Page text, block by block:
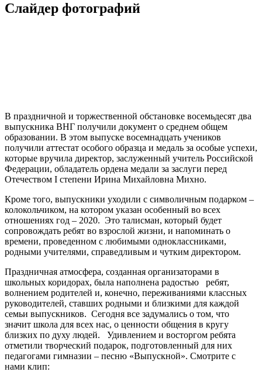
Слайдер фотографий
В праздничной и торжественной обстановке восемьдесят два
выпускника ВНГ получили документ о среднем общем
образовании. В этом выпуске восемнадцать учеников
получили аттестат особого образца и медаль за особые успехи,
которые вручила директор, заслуженный учитель Российской
Федерации, обладатель ордена медали за заслуги перед
Отечеством I степени Ирина Михайловна Михно.
Кроме того, выпускники уходили с символичным подарком –
колокольчиком, на котором указан особенный во всех
отношениях год – 2020. Это талисман, который будет
сопровождать ребят во взрослой жизни, и напоминать о
времени, проведенном с любимыми одноклассниками,
родными учителями, справедливым и чутким директором.
Праздничная атмосфера, созданная организаторами в
школьных коридорах, была наполнена радостью ребят,
волнением родителей и, конечно, переживаниями классных
руководителей, ставших родными и близкими для каждой
семьи выпускников. Сегодня все задумались о том, что
значит школа для всех нас, о ценности общения в кругу
близких по духу людей. Удивлением и восторгом ребята
отметили творческий подарок, подготовленный для них
педагогами гимназии – песню «Выпускной». Смотрите с
нами клип: